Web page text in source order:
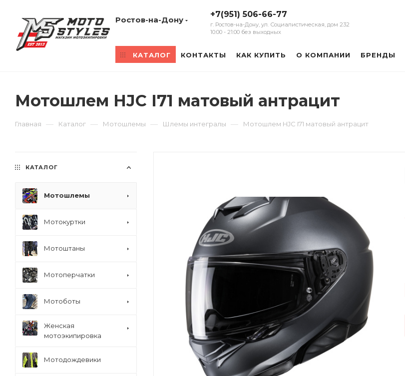
Ростов-на-Дону
+7(951) 506-66-77
г. Ростов-на-Дону, ул. Социалистическая, дом 232
10:00 - 21:00 без выходных
КАТАЛОГ КОНТАКТЫ КАК КУПИТЬ О КОМПАНИИ БРЕНДЫ
Мотошлем HJC I71 матовый антрацит
Главная — Каталог — Мотошлемы — Шлемы интегралы — Мотошлем HJC I71 матовый антрацит
КАТАЛОГ
Мотошлемы
Мотокуртки
Мотоштаны
Мотоперчатки
Мотоботы
Женская
мотоэкипировка
Мотодождевики